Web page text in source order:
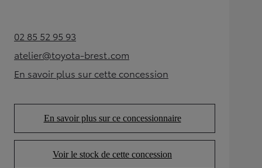
02 85 52 95 93(Opens in new tab)
atelier@toyota-brest.com
(Opens in new tab)
En savoir plus sur cette concession
(Opens in new tab)
En savoir plus sur ce concessionnaire
(Opens in new tab)
Voir le stock de cette concession
(Opens in new tab)